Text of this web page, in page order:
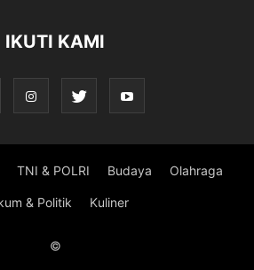
IKUTI KAMI
TNI & POLRI Budaya Olahraga
& Politik Kuliner
©